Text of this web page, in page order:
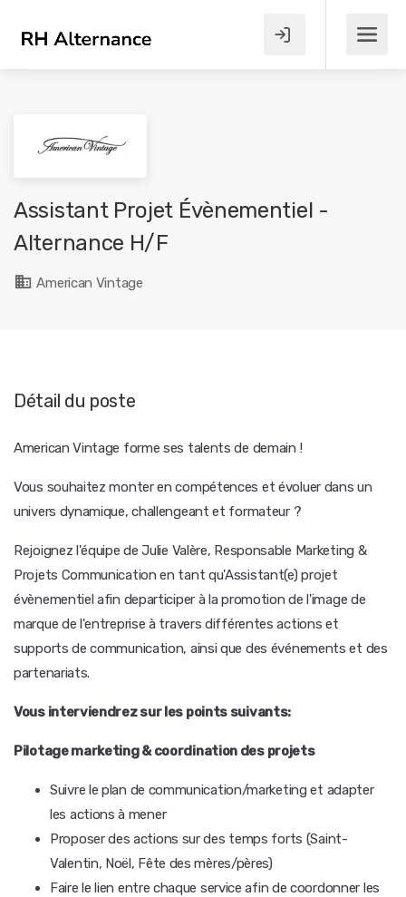
Assistant Projet Évènementiel -
Alternance H/F
American Vintage
Détail du poste
American Vintage forme ses talents de demain !
Vous souhaitez monter en compétences et évoluer dans un
univers dynamique, challengeant et formateur ?
Rejoignez l'équipe de Julie Valère, Responsable Marketing &
Projets Communication en tant qu'Assistant(e) projet
évènementiel afin departiciper à la promotion de l'image de
marque de l'entreprise à travers différentes actions et
supports de communication, ainsi que des événements et des
partenariats.
Vous interviendrez sur les points suivants:
Pilotage marketing & coordination des projets
Suivre le plan de communication/marketing et adapter
les actions à mener
Proposer des actions sur des temps forts (Saint-
Valentin, Noël, Fête des mères/pères)
Faire le lien entre chaque service afin de coordonner les